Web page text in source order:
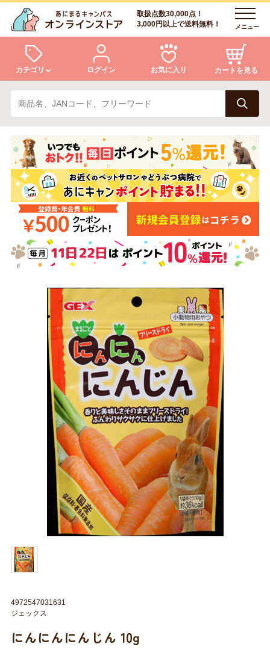
取扱点数30,000点！
3,000円以上で送料無料！
メニュー
カテゴリ
犬 猫
小動物・鳥 アクア・爬虫類・昆虫
ドッグフード キャットフード
美容・ケア用品 服・おさんぽ用品
日用品（デイリー） リビング雑貨
トリマーグッズ シニアサポート
ログイン お気に入り カートを見る
ログイン
会員登録
あにまるキャンパスについて
アフターサービス
商品リクエスト
お問い合わせ
にんにんにんじん 10g
4972547031631
ジェックス